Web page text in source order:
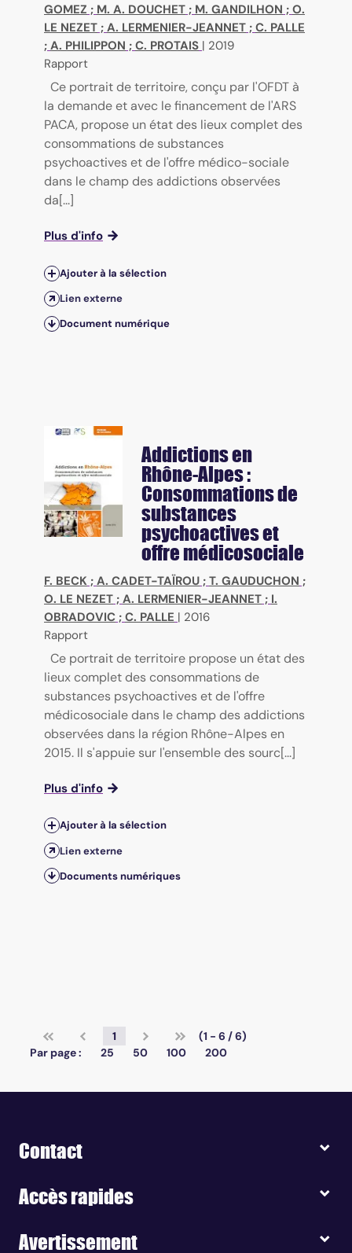
GOMEZ ; M. A. DOUCHET ; M. GANDILHON ; O.
LE NEZET ; A. LERMENIER-JEANNET ; C. PALLE
; A. PHILIPPON ; C. PROTAIS | 2019
Rapport
Ce portrait de territoire, conçu par l'OFDT à
la demande et avec le financement de l'ARS
PACA, propose un état des lieux complet des
consommations de substances
psychoactives et de l'offre médico-sociale
dans le champ des addictions observées
da[...]
Plus d'info
Ajouter à la sélection
Lien externe
Document numérique
Addictions en
Rhône-Alpes :
Consommations de
substances
psychoactives et
offre médicosociale
F. BECK ; A. CADET-TAÏROU ; T. GAUDUCHON ;
O. LE NEZET ; A. LERMENIER-JEANNET ; I.
OBRADOVIC ; C. PALLE | 2016
Rapport
Ce portrait de territoire propose un état des
lieux complet des consommations de
substances psychoactives et de l'offre
médicosociale dans le champ des addictions
observées dans la région Rhône-Alpes en
2015. Il s'appuie sur l'ensemble des sourc[...]
Plus d'info
Ajouter à la sélection
Lien externe
Documents numériques
1
(1 - 6 / 6)
Par page :
25 50 100 200
Contact
Accès rapides
Avertissement